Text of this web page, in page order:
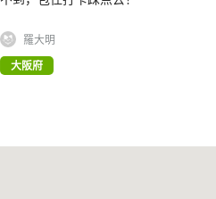
羅大明
大阪府